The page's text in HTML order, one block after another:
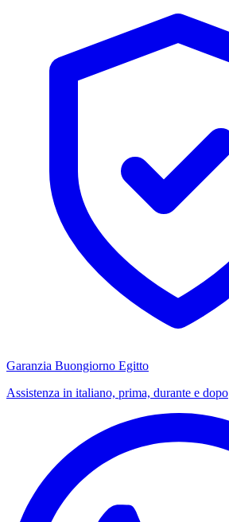
Garanzia Buongiorno Egitto
Assistenza in italiano, prima, durante e dopo